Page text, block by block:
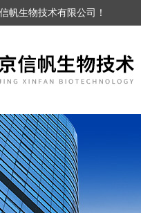
帆生物技术有限公司！